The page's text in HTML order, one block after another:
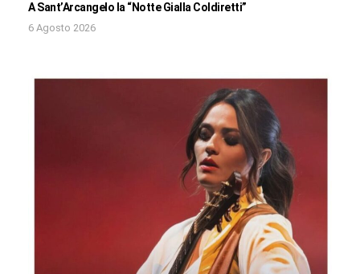
A Sant’Arcangelo la “Notte Gialla Coldiretti”
6 Agosto 2026